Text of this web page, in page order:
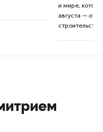
и мире,
августа — от